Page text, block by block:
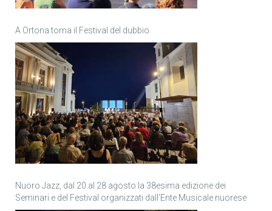
A Ortona torna il Festival del dubbio
Nuoro Jazz, dal 20 al 28 agosto la 38esima edizione dei
Seminari e del Festival organizzati dall’Ente Musicale nuorese